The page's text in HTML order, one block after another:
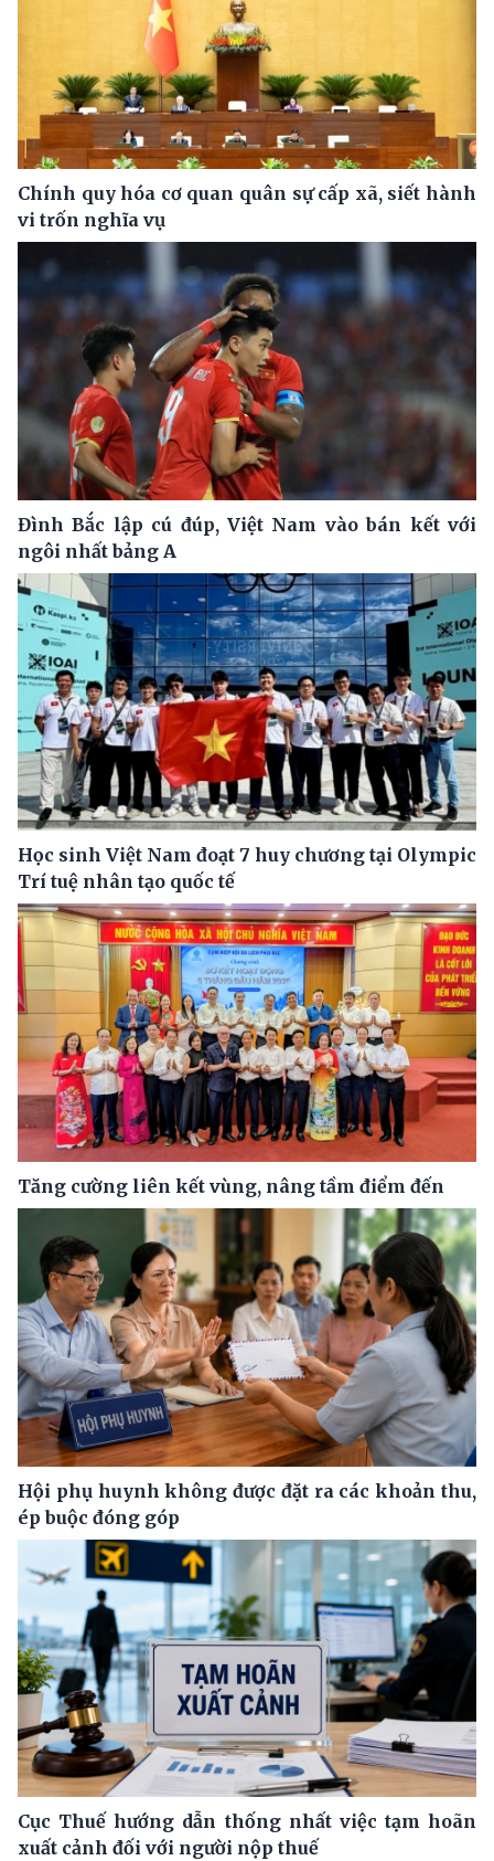
Chính quy hóa cơ quan quân sự cấp xã, siết hành
vi trốn nghĩa vụ
Đình Bắc lập cú đúp, Việt Nam vào bán kết với
ngôi nhất bảng A
Học sinh Việt Nam đoạt 7 huy chương tại Olympic
Trí tuệ nhân tạo quốc tế
Tăng cường liên kết vùng, nâng tầm điểm đến
Hội phụ huynh không được đặt ra các khoản thu,
ép buộc đóng góp
Cục Thuế hướng dẫn thống nhất việc tạm hoãn
xuất cảnh đối với người nộp thuế